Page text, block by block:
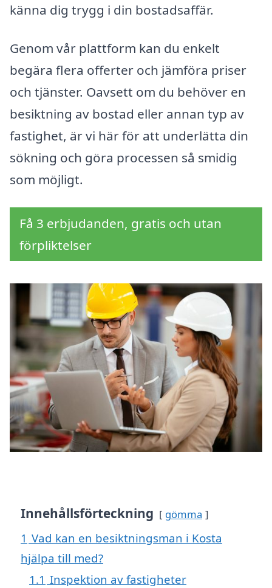
känna dig trygg i din bostadsaffär.
Genom vår plattform kan du enkelt
begära flera offerter och jämföra priser
och tjänster. Oavsett om du behöver en
besiktning av bostad eller annan typ av
fastighet, är vi här för att underlätta din
sökning och göra processen så smidig
som möjligt.
Få 3 erbjudanden, gratis och utan
förpliktelser
Innehållsförteckning gömma
1 Vad kan en besiktningsman i Kosta
hjälpa till med?
1.1 Inspektion av fastigheter